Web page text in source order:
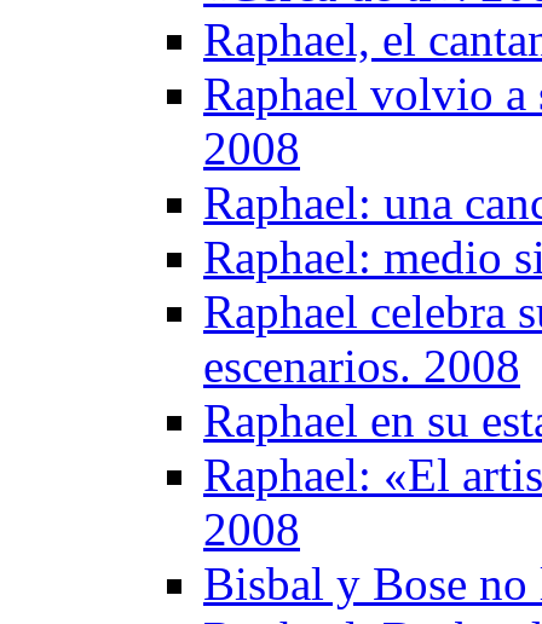
Raphael, el
Raphael volvio a
2008
Raphael: una
Raphael: medio
Raphael celebra
escenarios. 2008
Raphael en su
Raphael: «El
2008
Bisbal y Bose